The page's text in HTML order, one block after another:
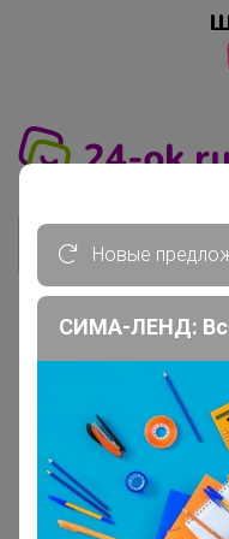
Главная
Члены клуба
OLGA2801
Новые
СИМА-ЛЕНД: